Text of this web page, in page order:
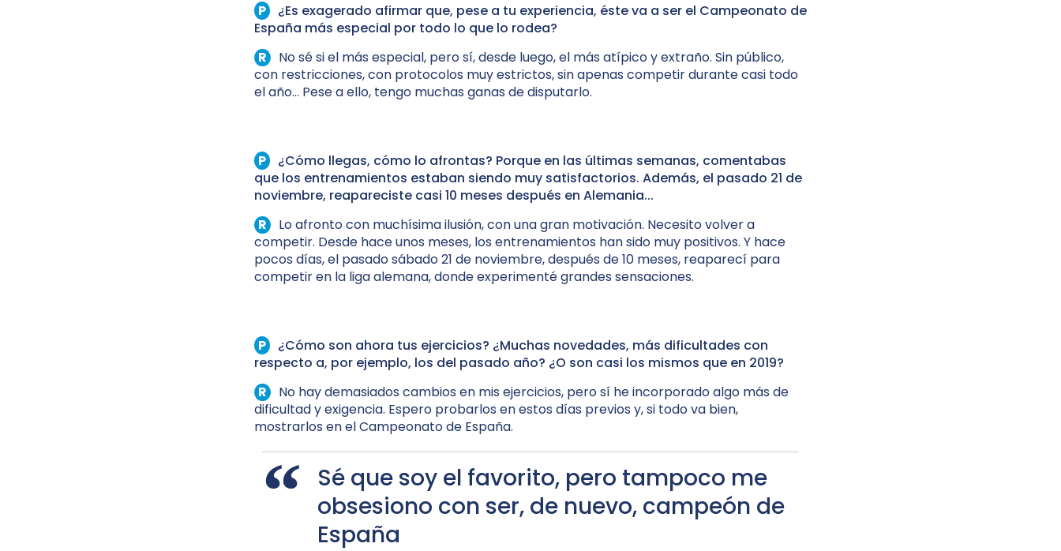
¿Es exagerado afirmar que, pese a tu experiencia, éste va a ser el Campeonato de
España más especial por todo lo que lo rodea?
No sé si el más especial, pero sí, desde luego, el más atípico y extraño. Sin público,
con restricciones, con protocolos muy estrictos, sin apenas competir durante casi todo
el año… Pese a ello, tengo muchas ganas de disputarlo.
¿Cómo llegas, cómo lo afrontas? Porque en las últimas semanas, comentabas
que los entrenamientos estaban siendo muy satisfactorios. Además, el pasado 21 de
noviembre, reapareciste casi 10 meses después en Alemania...
Lo afronto con muchísima ilusión, con una gran motivación. Necesito volver a
competir. Desde hace unos meses, los entrenamientos han sido muy positivos. Y hace
pocos días, el pasado sábado 21 de noviembre, después de 10 meses, reaparecí para
competir en la liga alemana, donde experimenté grandes sensaciones.
¿Cómo son ahora tus ejercicios? ¿Muchas novedades, más dificultades con
respecto a, por ejemplo, los del pasado año? ¿O son casi los mismos que en 2019?
No hay demasiados cambios en mis ejercicios, pero sí he incorporado algo más de
dificultad y exigencia. Espero probarlos en estos días previos y, si todo va bien,
mostrarlos en el Campeonato de España.
Sé que soy el favorito, pero tampoco me
obsesiono con ser, de nuevo, campeón de
España